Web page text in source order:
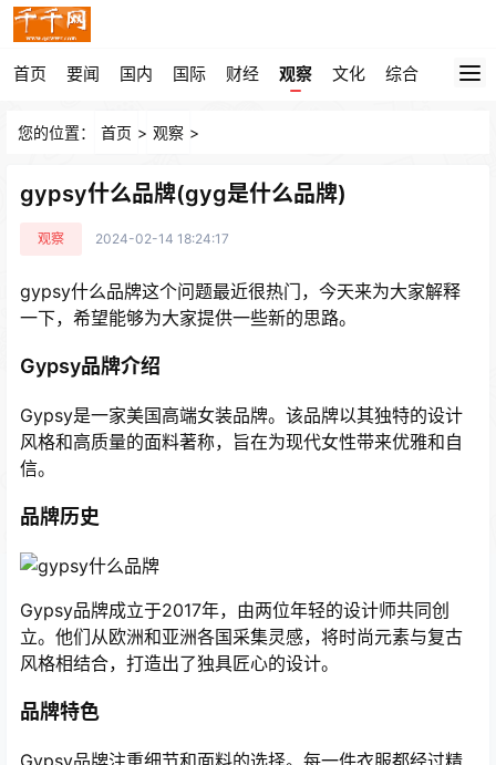
首页 要闻 国内 国际 财经 观察 文化 综合
您的位置： 首页 > 观察 >
gypsy什么品牌(gyg是什么品牌)
观察 2024-02-14 18:24:17
gypsy什么品牌这个问题最近很热门，今天来为大家解释
一下，希望能够为大家提供一些新的思路。
Gypsy品牌介绍
Gypsy是一家美国高端女装品牌。该品牌以其独特的设计
风格和高质量的面料著称，旨在为现代女性带来优雅和自
信。
品牌历史
Gypsy品牌成立于2017年，由两位年轻的设计师共同创
立。他们从欧洲和亚洲各国采集灵感，将时尚元素与复古
风格相结合，打造出了独具匠心的设计。
品牌特色
Gypsy品牌注重细节和面料的选择。每一件衣服都经过精